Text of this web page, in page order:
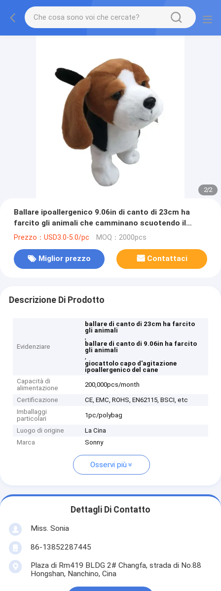
2/2
Ballare ipoallergenico 9.06in di canto di 23cm ha
farcito gli animali che camminano scuotendo il
giocattolo capo del cane
Prezzo：USD3.0-5.0/pc MOQ：2000pcs
Miglior prezzo Contattaci
Descrizione Di Prodotto
Evidenziare
ballare di canto di 23cm ha farcito
gli animali
,
ballare di canto di 9.06in ha farcito
gli animali
,
giocattolo capo d'agitazione
ipoallergenico del cane
Capacità di
alimentazione
200,000pcs/month
Certificazione
CE, EMC, ROHS, EN62115, BSCI, etc
Imballaggi
particolari
1pc/polybag
Luogo di origine
La Cina
Marca
Sonny
Osservi più
Dettagli Di Contatto
Miss. Sonia
86-13852287445
Plaza di Rm419 BLDG 2# Changfa, strada di No.88
Hongshan, Nanchino, Cina